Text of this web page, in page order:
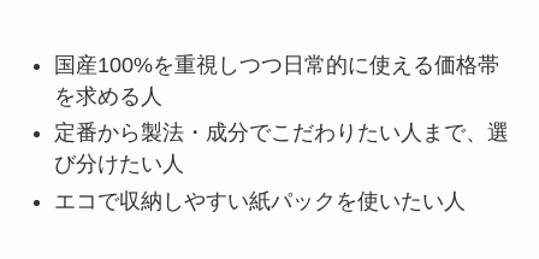
国産100%を重視しつつ日常的に使える価格帯
を求める人
定番から製法・成分でこだわりたい人まで、選
び分けたい人
エコで収納しやすい紙パックを使いたい人